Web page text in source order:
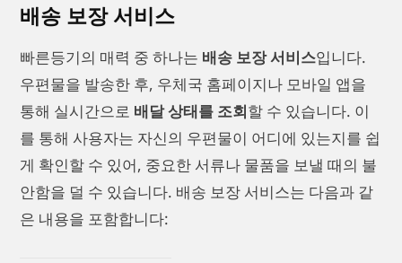
배송 보장 서비스
빠른등기의 매력 중 하나는 배송 보장 서비스입니다.
우편물을 발송한 후, 우체국 홈페이지나 모바일 앱을
통해 실시간으로 배달 상태를 조회할 수 있습니다. 이
를 통해 사용자는 자신의 우편물이 어디에 있는지를 쉽
게 확인할 수 있어, 중요한 서류나 물품을 보낼 때의 불
안함을 덜 수 있습니다. 배송 보장 서비스는 다음과 같
은 내용을 포함합니다: